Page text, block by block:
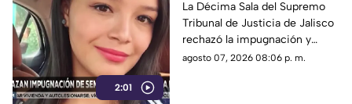
2:01
por el feminicidio de
Isis Urteaga
La Décima Sala del Supremo
Tribunal de Justicia de Jalisco
rechazó la impugnación y
confirmó la sentencia contra
agosto 07, 2026 08:06 p. m.